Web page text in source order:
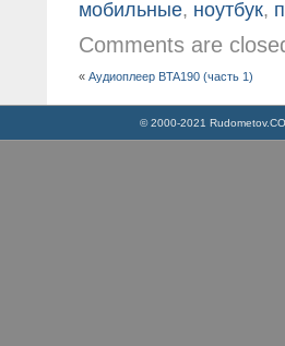
мобильные, ноутбук,
Comments are
«Аудиоплеер BTA190 (часть 1)
© 2000-2021